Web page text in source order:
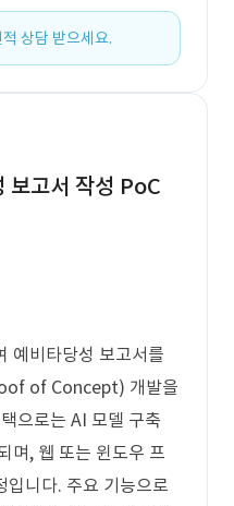
상담 받으세요.
보고서 작성 PoC
예비타당성 보고서를
of Concept) 개발을
으로는 AI 모델 구축
며, 웹 또는 윈도우 프
입니다. 주요 기능으로